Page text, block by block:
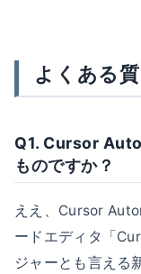
よくある質
Q1. Cursor
ものですか？
ええ、Cursor
ードエディタ「
ジャーとも言える